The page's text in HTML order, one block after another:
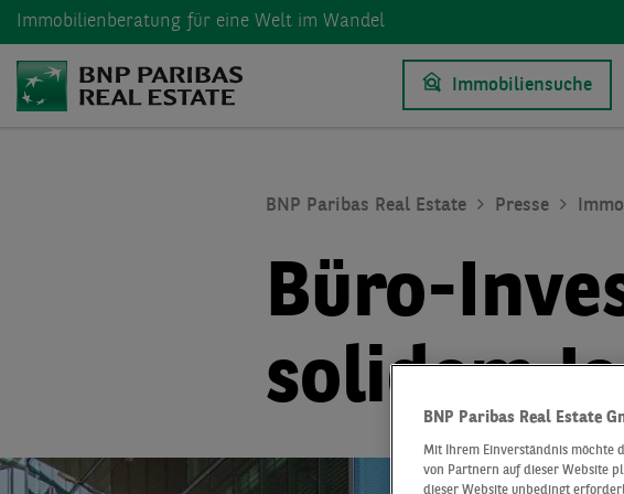
Immobilienberatung für eine Welt im Wandel
Immobiliensuche
BNP Paribas Real Estate Presse
Büro-
solidem
BNP Paribas Real Estate
Mit Ihrem Einverständnis möchte
von Partnern auf dieser Website
dieser Website unbedingt